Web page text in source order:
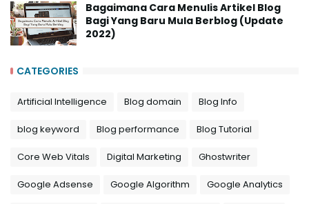
Bagaimana Cara Menulis Artikel Blog
Bagi Yang Baru Mula Berblog (Update
2022)
CATEGORIES
Artificial Intelligence Blog domain Blog Info
blog keyword Blog performance Blog Tutorial
Core Web Vitals Digital Marketing Ghostwriter
Google Adsense Google Algorithm Google Analytics